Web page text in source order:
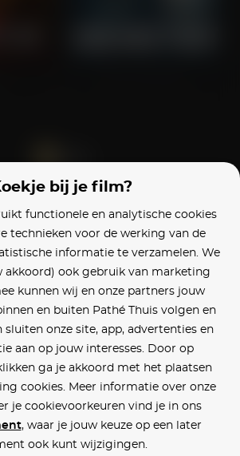
Koekje bij je film?
functionele en analytische cookies
technieken voor de werking van de
informatie te verzamelen. We
akkoord) ook gebruik van marketing
kunnen wij en onze partners jouw
en buiten Pathé Thuis volgen en
sluiten onze site, app, advertenties en
aan op jouw interesses. Door op
ga je akkoord met het plaatsen
cookies. Meer informatie over onze
je cookievoorkeuren vind je in ons
, waar je jouw keuze op een later
ook kunt wijzigingen.
Klantenservice
Betaalinstellingen
Cookie voorkeuren
Over Pathé Thuis
Bioscopen
CVD